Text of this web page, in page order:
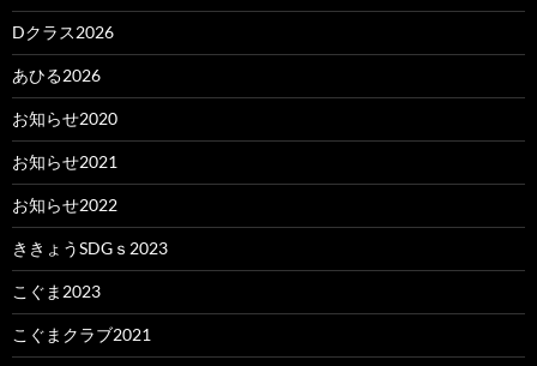
Dクラス2026
あひる2026
お知らせ2020
お知らせ2021
お知らせ2022
ききょうSDGｓ2023
こぐま2023
こぐまクラブ2021